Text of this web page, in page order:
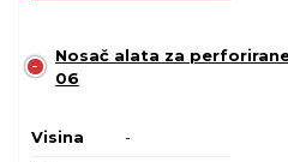
Nosač alata za
06
Visina -